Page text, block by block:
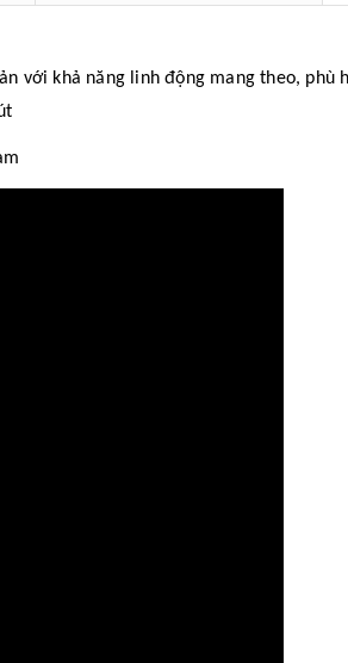
với khả năng linh động mang theo, phù